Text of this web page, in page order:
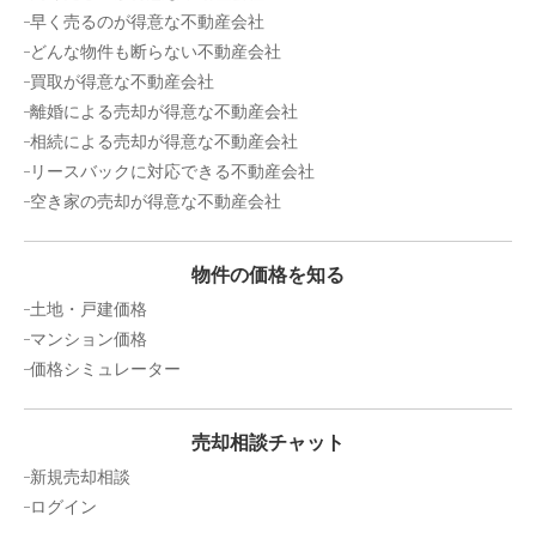
早く売るのが得意な不動産会社
どんな物件も断らない不動産会社
買取が得意な不動産会社
離婚による売却が得意な不動産会社
相続による売却が得意な不動産会社
リースバックに対応できる不動産会社
空き家の売却が得意な不動産会社
物件の価格を知る
土地・戸建価格
マンション価格
価格シミュレーター
売却相談チャット
新規売却相談
ログイン